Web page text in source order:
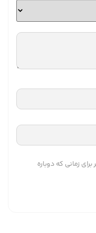
زمانی که دوباره